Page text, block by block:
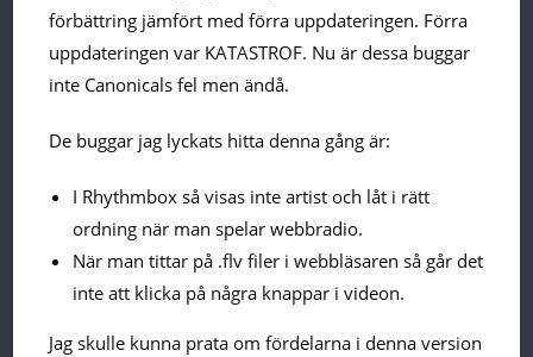
förbättring jämfört med förra uppdateringen. Förra
uppdateringen var KATASTROF. Nu är dessa buggar
inte Canonicals fel men ändå.
De buggar jag lyckats hitta denna gång är:
I Rhythmbox så visas inte artist och låt i rätt
ordning när man spelar webbradio.
När man tittar på .flv filer i webbläsaren så går det
inte att klicka på några knappar i videon.
Jag skulle kunna prata om fördelarna i denna version